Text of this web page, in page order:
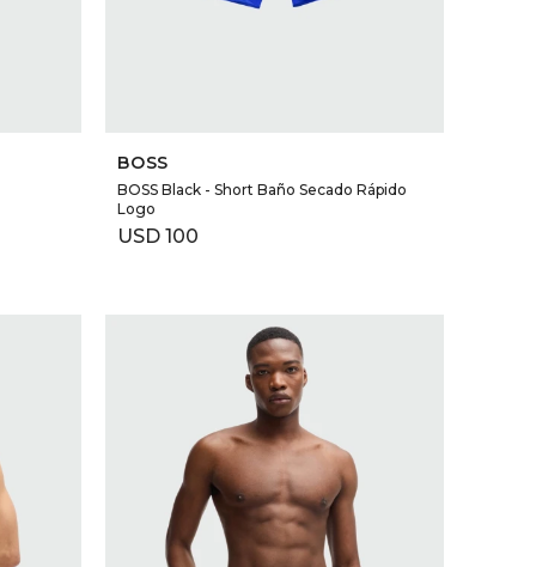
BOSS
BOSS Black - Short Baño Secado Rápido
Logo
USD 100